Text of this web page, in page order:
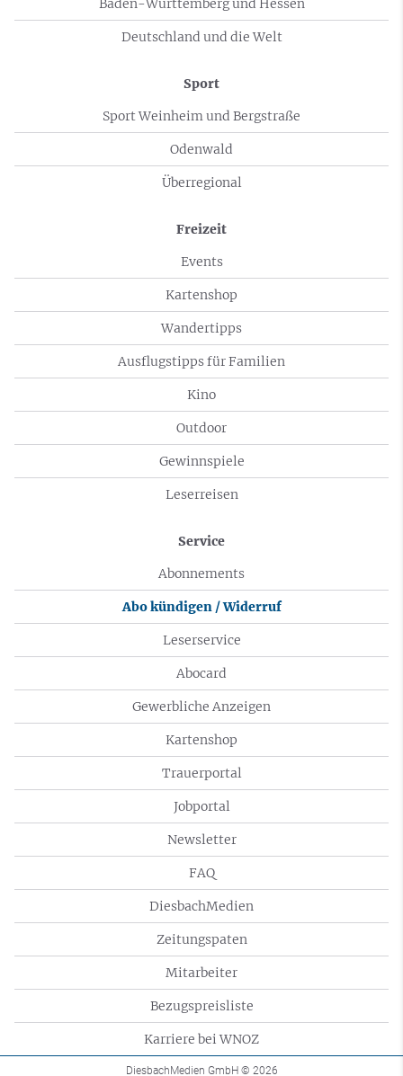
Baden-Württemberg und Hessen
Deutschland und die Welt
Sport
Sport Weinheim und Bergstraße
Odenwald
Überregional
Freizeit
Events
Kartenshop
Wandertipps
Ausflugstipps für Familien
Kino
Outdoor
Gewinnspiele
Leserreisen
Service
Abonnements
Abo kündigen / Widerruf
Leserservice
Abocard
Gewerbliche Anzeigen
Kartenshop
Trauerportal
Jobportal
Newsletter
FAQ
DiesbachMedien
Zeitungspaten
Mitarbeiter
Bezugspreisliste
Karriere bei WNOZ
DiesbachMedien GmbH © 2026